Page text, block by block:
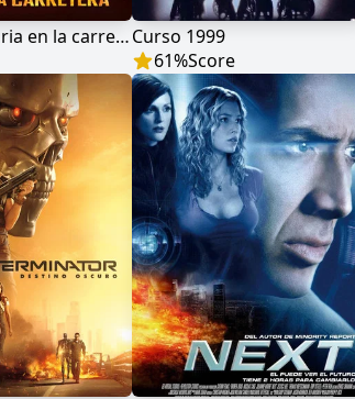
Mad Max: Furia en la carreteraCurso 1999
61%Score